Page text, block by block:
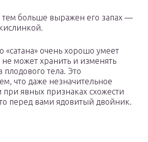
тем больше выражен его запах —
«сатана» очень хорошо умеет
не может хранить и изменять
плодового тела. Это
что даже незначительное
явных признаках схожести
перед вами ядовитый двойник.